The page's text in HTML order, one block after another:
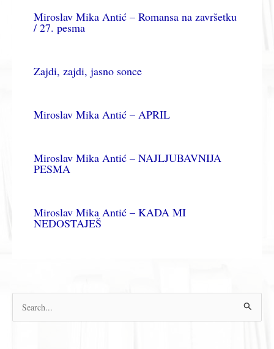
Miroslav Mika Antić – Romansa na završetku
/ 27. pesma
Zajdi, zajdi, jasno sonce
Miroslav Mika Antić – APRIL
Miroslav Mika Antić – NAJLJUBAVNIJA
PESMA
Miroslav Mika Antić – KADA MI
NEDOSTAJEŠ
р